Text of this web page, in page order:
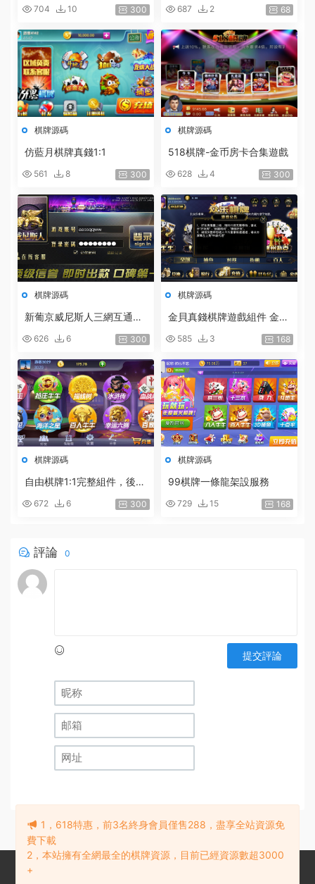
704 10 300 687 2 68
棋牌源碼
仿藍月棋牌真錢1:1
561 8 300
棋牌源碼
518棋牌-金币房卡合集遊戲
628 4 300
棋牌源碼
新葡京威尼斯人三網互通一
626 6 300
棋牌源碼
金貝真錢棋牌遊戲組件 金貝
585 3 168
棋牌源碼
自由棋牌1:1完整組件，後台
672 6 300
棋牌源碼
99棋牌一條龍架設服務
729 15 168
評論 0
提交評論
1，618特惠，前3名終身會員僅售288，盡享全站資源免
費下載
2，本站擁有全網最全的棋牌資源，目前已經資源數超3000
+